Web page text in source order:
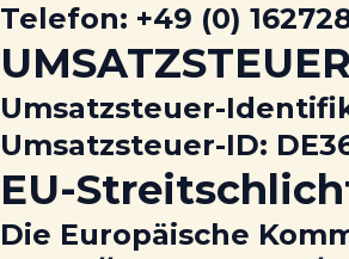
Telefon: +49 (0)
Umsatzsteuer-
Umsatzsteuer-ID:
EU-
Die Europäische